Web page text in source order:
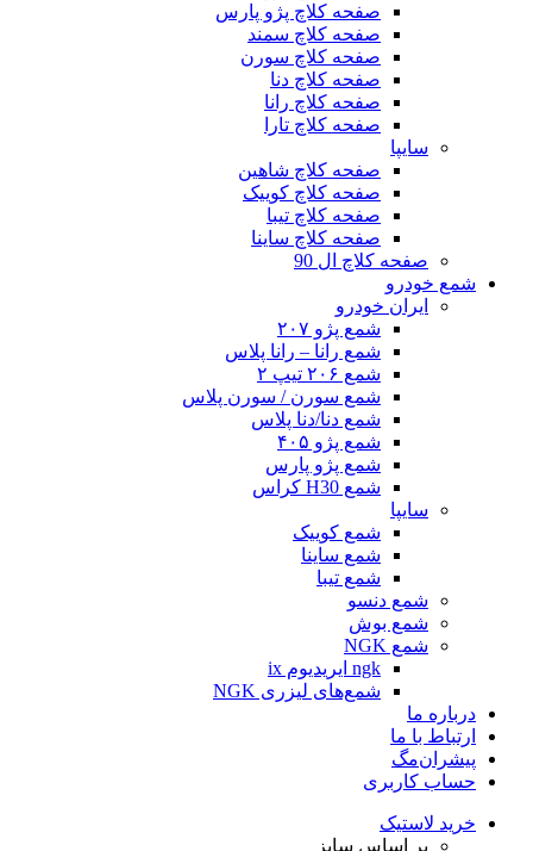
صفحه کلاچ پژو پارس
صفحه کلاچ سمند
صفحه کلاچ سورن
صفحه کلاچ دنا
صفحه کلاچ رانا
صفحه کلاچ تارا
سایپا
صفحه کلاچ شاهین
صفحه کلاچ کوییک
صفحه کلاچ تیبا
صفحه کلاچ ساینا
صفحه کلاچ ال 90
شمع خودرو
ایران خودرو
شمع پژو ۲۰۷
شمع رانا – رانا پلاس
شمع ۲۰۶ تیپ ۲
شمع سورن / سورن پلاس
شمع دنا/دنا پلاس
شمع پژو ۴۰۵
شمع پژو پارس
شمع H30 کراس
سایپا
شمع کوییک
شمع ساینا
شمع تیبا
شمع دنسو
شمع بوش
شمع NGK
ngk ایریدیوم ix
شمع‌های لیزری NGK
درباره ما
ارتباط با ما
پیشران‌مگ
حساب کاربری
خرید لاستیک
بر اساس سایز